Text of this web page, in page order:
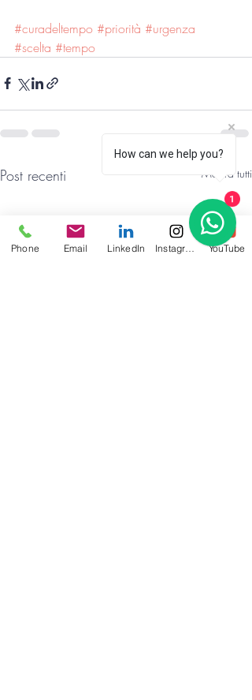
#curadeltempo #priorità #urgenza
#scelta #tempo
Post recenti Mostra tutti
Phone Email LinkedIn YouTube
How can we help you?
1